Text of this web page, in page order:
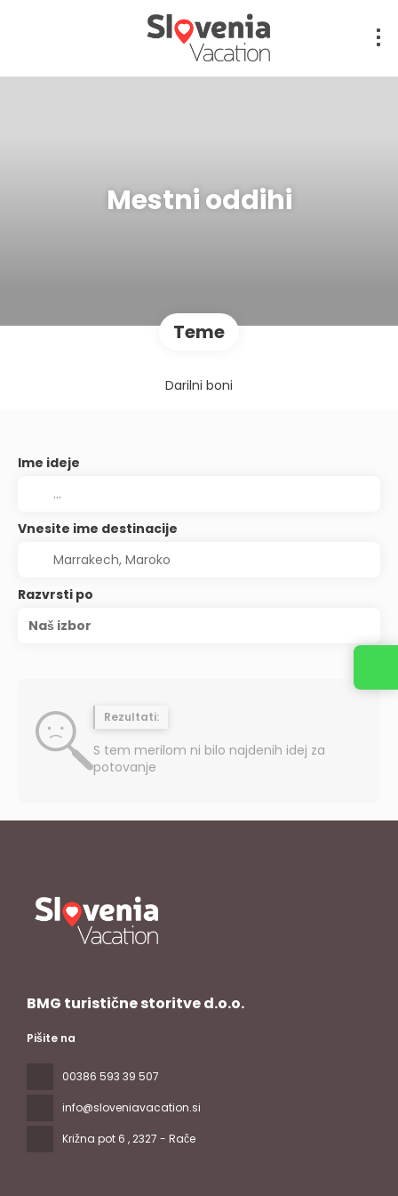
Mestni oddihi
Teme
Darilni boni
Ime ideje
Vnesite ime destinacije
Razvrsti po
Naš izbor
Rezultati:
S tem merilom ni bilo najdenih idej za
potovanje
BMG turistične storitve d.o.o.
Pišite na
00386 593 39 507
info@sloveniavacation.si
Križna pot 6 , 2327 - Rače